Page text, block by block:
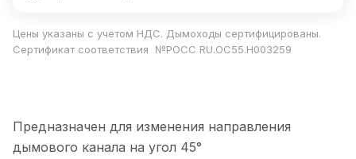
Цены указаны с учетом НДС. Дымоходы сертифицированы.
Сертификат соответствия №РОСС RU.ОС55.Н003259
Предназначен для изменения направления
дымового канала на угол 45°